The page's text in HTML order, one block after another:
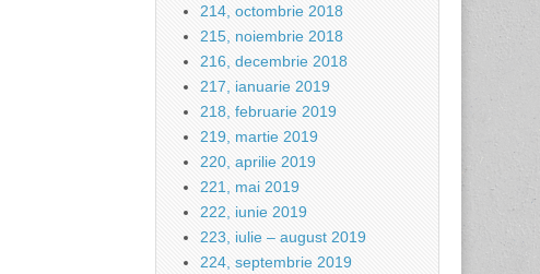
214, octombrie 2018
215, noiembrie 2018
216, decembrie 2018
217, ianuarie 2019
218, februarie 2019
219, martie 2019
220, aprilie 2019
221, mai 2019
222, iunie 2019
223, iulie – august 2019
224, septembrie 2019